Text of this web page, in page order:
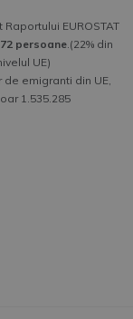
EUROSTAT
persoane.(22% din
UE)
emigranti din UE,
1.535.285